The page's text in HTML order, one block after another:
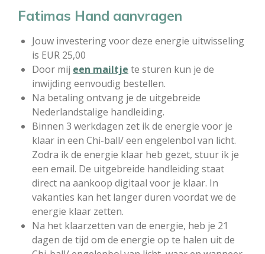
Fatimas Hand aanvragen
Jouw investering voor deze energie uitwisseling
is EUR 25,00
Door mij een mailtje te sturen kun je de
inwijding eenvoudig bestellen.
Na betaling ontvang je de uitgebreide
Nederlandstalige handleiding.
Binnen 3 werkdagen zet ik de energie voor je
klaar in een Chi-ball/ een engelenbol van licht.
Zodra ik de energie klaar heb gezet, stuur ik je
een email. De uitgebreide handleiding staat
direct na aankoop digitaal voor je klaar. In
vakanties kan het langer duren voordat we de
energie klaar zetten.
Na het klaarzetten van de energie, heb je 21
dagen de tijd om de energie op te halen uit de